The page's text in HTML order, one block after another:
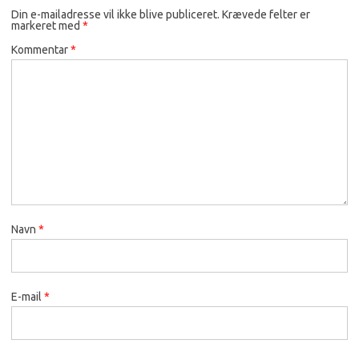
Din e-mailadresse vil ikke blive publiceret. Krævede felter er
markeret med *
Kommentar*
Navn *
E-mail *